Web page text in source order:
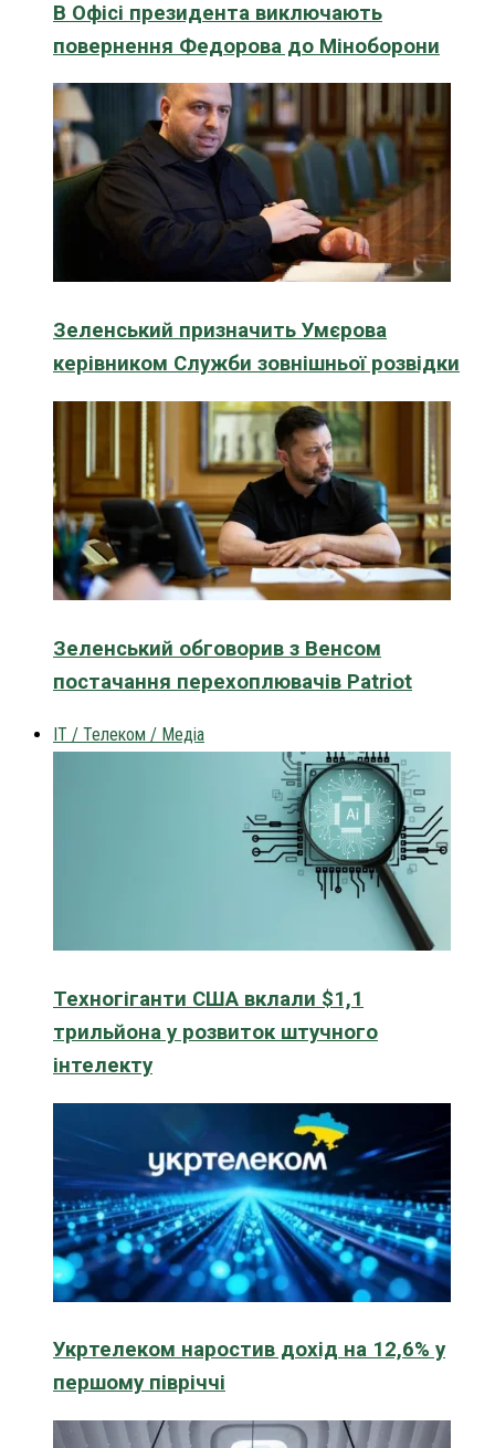
В Офісі президента виключають
повернення Федорова до Міноборони
Зеленський призначить Умєрова
керівником Служби зовнішньої розвідки
Зеленський обговорив з Венсом
постачання перехоплювачів Patriot
IT / Телеком / Медіа
Техногіганти США вклали $1,1
трильйона у розвиток штучного
інтелекту
Укртелеком наростив дохід на 12,6% у
першому півріччі